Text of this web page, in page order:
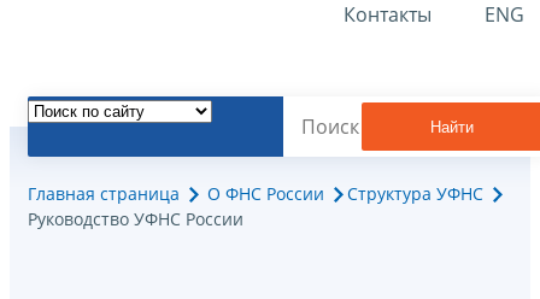
Контакты ENG
Найти
Главная страница О ФНС России
Структура УФНС
Руководство УФНС России